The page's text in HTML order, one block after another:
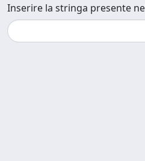
Inserire la stringa presente